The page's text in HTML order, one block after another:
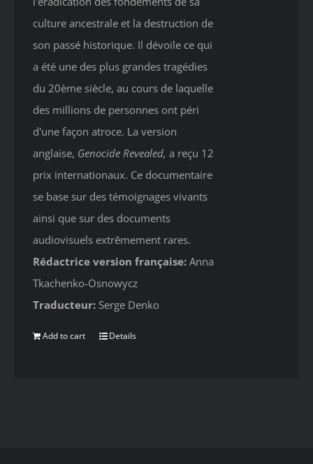
culture ancestrale et la destruction de
son passé historique. Il dévoile ce qui
a été une des plus grandes tragédies
du 20ème siècle, au cours de laquelle
des millions de personnes ont péri
d'une façon atroce. La version
anglaise, Genocide Revealed, a reçu 12
prix internationaux. Ce documentaire
se base sur des témoignages vivants
ainsi que sur des documents
audiovisuels extrêmement rares.
Rédactrice version française: Anna
Tkachenko-Osnowycz
Traducteur: Serge Denko
Add to cart Details